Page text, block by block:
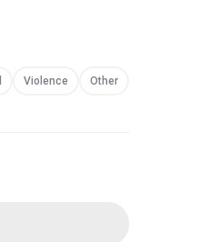
Violence Other